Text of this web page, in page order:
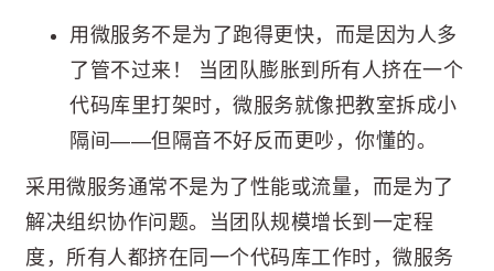
用微服务不是为了跑得更快，而是因为人多
了管不过来！ 当团队膨胀到所有人挤在一个
代码库里打架时，微服务就像把教室拆成小
隔间——但隔音不好反而更吵，你懂的。
采用微服务通常不是为了性能或流量，而是为了
解决组织协作问题。当团队规模增长到一定程
度，所有人都挤在同一个代码库工作时，微服务